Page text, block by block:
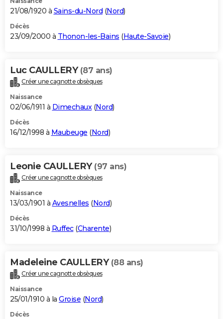
21/08/1920 à Sains-du-Nord (Nord)
Décès
23/09/2000 à Thonon-les-Bains (Haute-Savoie)
Luc CAULLERY (87 ans)
Créer une cagnotte obsèques
Naissance
02/06/1911 à Dimechaux(Nord)
Décès
16/12/1998 à Maubeuge (Nord)
Leonie CAULLERY (97 ans)
Créer une cagnotte obsèques
Naissance
13/03/1901 à Avesnelles (Nord)
Décès
31/10/1998 à Ruffec(Charente)
Madeleine CAULLERY (88 ans)
Créer une cagnotte obsèques
Naissance
25/01/1910 à la Groise (Nord)
Décès